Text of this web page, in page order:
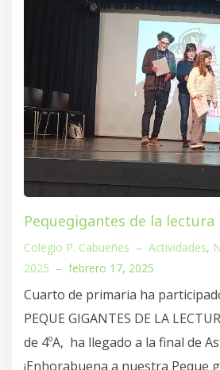
Pequegigantes de la lectura
Colegio P. Cabueñes – Actividades,
2025 – febrero 17, 2025
Cuarto de primaria ha
PEQUE GIGANTES DE LA
de 4ºA, ha llegado a la final de
¡Enhorabuena a nuestra Peque